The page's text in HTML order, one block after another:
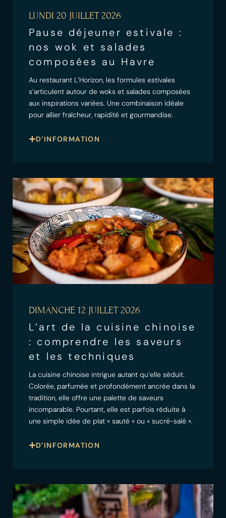
LUNDI 20 JUILLET 2026
Pause déjeuner estivale :
nos wok et salades
composées au Havre
Au restaurant L’Horizon, les formules estivales
s’articulent autour de woks et salades composées
aux inspirations variées. Une combinaison idéale
pour allier fraîcheur, rapidité et gourmandise.
D’INFORMATION
DIMANCHE 12 JUILLET 2026
L’art de la cuisine chinoise
: comprendre les saveurs
et les techniques
La cuisine chinoise intrigue autant qu’elle séduit.
Colorée, parfumée et profondément ancrée dans la
tradition, elle offre une palette de saveurs
incomparable. Pourtant, elle est parfois réduite à
une simple idée de plat « sauté » ou « sucré-salé ».
D’INFORMATION